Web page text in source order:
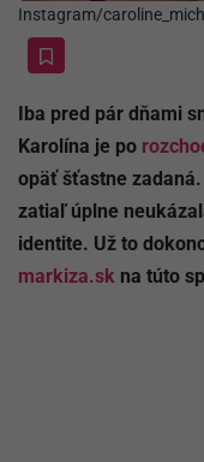
Instagram/
Iba pred pár dňami
Karolína je po
opäť šťastne
zatiaľ úplne
identite. Už to
markiza.sk na túto